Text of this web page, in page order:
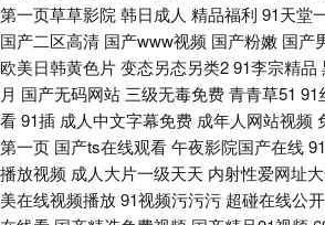
第一页草草影院 韩日成人 精品福利 91天堂
国产二区高清 国产www视频 国产粉嫩 国产
欧美日韩黄色片变态另态另类291李宗精品
月 国产无码网站 三级无毒免费青青草51 91
看91插 成人中文字幕免费 成年人网站视频
第一页 国产ts在线观看午夜影院国产在线
播放视频 成人大片一级天天 内射性爱网址
美在线视频播放91视频污污污 超碰在线公开